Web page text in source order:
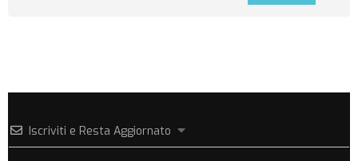
Iscriviti e Resta Aggiornato